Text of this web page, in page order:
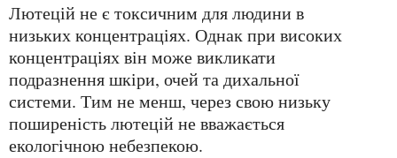
Лютецій не є токсичним для людини в
низьких концентраціях. Однак при високих
концентраціях він може викликати
подразнення шкіри, очей та дихальної
системи. Тим не менш, через свою низьку
поширеність лютецій не вважається
екологічною небезпекою.